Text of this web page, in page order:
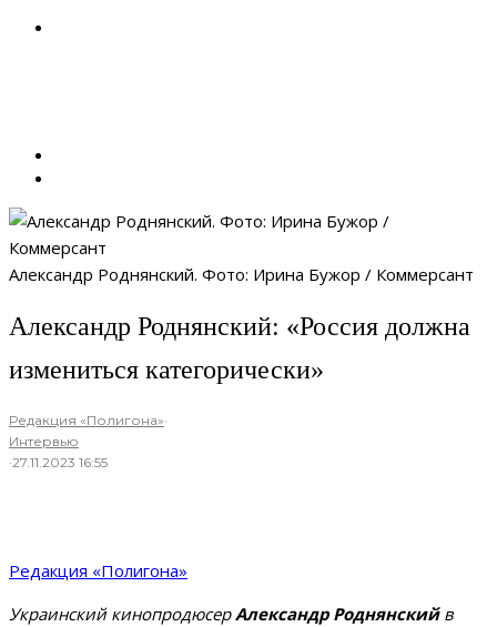
Александр Роднянский. Фото: Ирина Бужор / Коммерсант
Александр Роднянский: «Россия должна
измениться категорически»
Редакция «Полигона»·
Интервью
·27.11.2023 16:55
Редакция «Полигона»
Украинский кинопродюсерАлександр Роднянскийв